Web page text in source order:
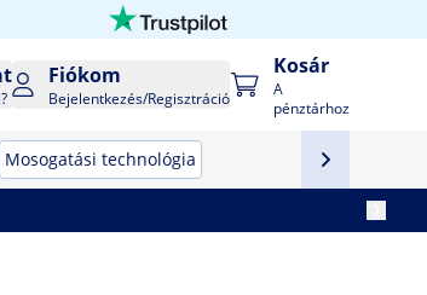
Fiókom
Bejelentkezés/Regisztráció
Kosár
A
pénztárhoz
Mosogatási technológia